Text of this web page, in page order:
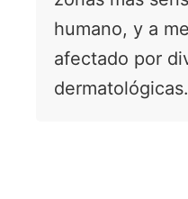
humano, y a
afectado por